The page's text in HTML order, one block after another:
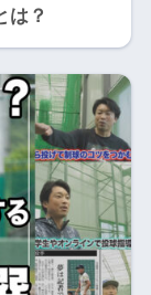
は？